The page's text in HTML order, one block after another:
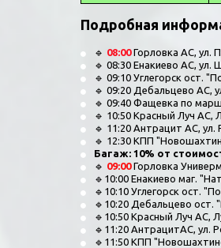
Подробная
🔹 08:00 Горловка АC, ул.
🔹 08:30 Енакиево АC, ул.
🔹 09:10 Углегорск ост.
🔹 09:20 Дебальцево АС,
🔹 09:40 Фащевка по
🔹 10:50 Красный Луч АС,
🔹 11:20 Антрацит АС, ул.
🔹 12:30 КПП
Багаж: 10% от
🔹 09:00 Горловка
🔹10:00 Енакиево маг.
🔹10:10 Углегорск ост.
🔹10:20 Дебальцево ост.
🔹10:50 Красный Луч АС,
🔹11:20 АнтрацитАС, ул.
🔹11:50 КПП